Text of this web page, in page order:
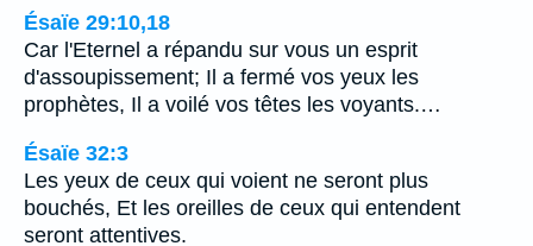
Ésaïe 29:10,18
Car l'Eternel a répandu sur vous un esprit
d'assoupissement; Il a fermé vos yeux les
prophètes, Il a voilé vos têtes les voyants.…
Ésaïe 32:3
Les yeux de ceux qui voient ne seront plus
bouchés, Et les oreilles de ceux qui entendent
seront attentives.